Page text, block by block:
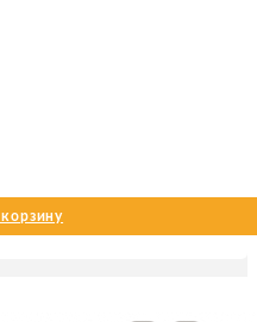
корзину